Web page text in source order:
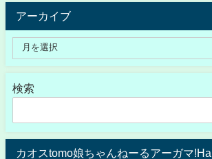
アーカイブ
検索
カオスtomo娘ちゃんねーるアーガマ